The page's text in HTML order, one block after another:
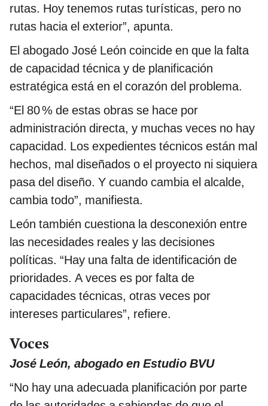
rutas. Hoy tenemos rutas turísticas, pero no
rutas hacia el exterior”, apunta.
El abogado José León coincide en que la falta
de capacidad técnica y de planificación
estratégica está en el corazón del problema.
“El 80 % de estas obras se hace por
administración directa, y muchas veces no hay
capacidad. Los expedientes técnicos están mal
hechos, mal diseñados o el proyecto ni siquiera
pasa del diseño. Y cuando cambia el alcalde,
cambia todo”, manifiesta.
León también cuestiona la desconexión entre
las necesidades reales y las decisiones
políticas. “Hay una falta de identificación de
prioridades. A veces es por falta de
capacidades técnicas, otras veces por
intereses particulares”, refiere.
Voces
José León, abogado en Estudio BVU
“No hay una adecuada planificación por parte